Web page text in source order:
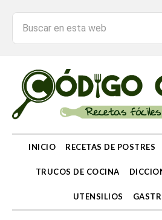
INICIO RECETAS DE POSTRES
TRUCOS DE COCINA
UTENSILIOS